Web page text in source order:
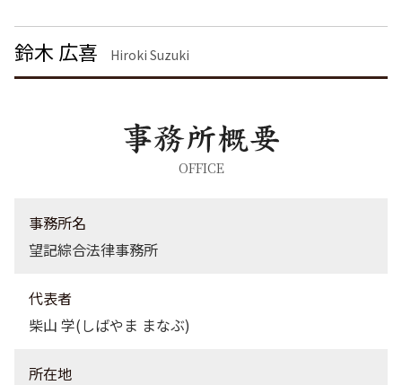
痴漢 逮捕
刑事事件 流れ
離婚 茨城県 弁護士
企業法務 東京都 弁護士
離婚 品川区 弁護士
債権回収 品川区 弁護士
企業法務 埼玉県 弁護士
鈴木 広喜 Hiroki Suzuki
OFFICE
事務所名
望記綜合法律事務所
代表者
柴山 学(しばやま まなぶ)
所在地